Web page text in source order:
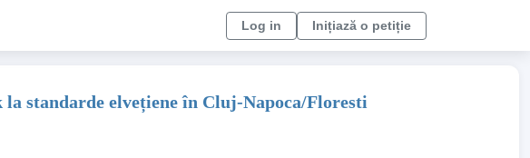
Log in Inițiază o petiție
standarde elvețiene în Cluj-Napoca/Floresti